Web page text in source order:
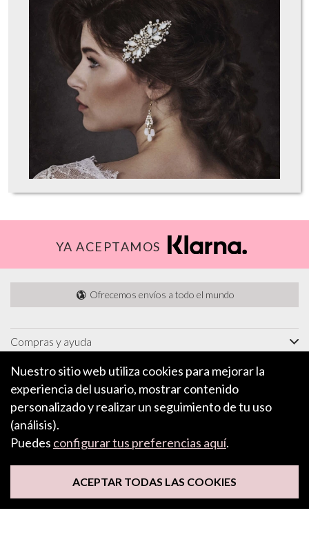
YA ACEPTAMOS
Ofrecemos envíos a todo el mundo
Compras y ayuda
Información
Características e inspiración
Acerca de
Nuestro sitio web utiliza cookies para mejorar la
experiencia del usuario, mostrar contenido
personalizado y realizar un seguimiento de tu uso
(análisis).
Puedes configurar tus preferencias aquí.
ACEPTAR TODAS LAS COOKIES